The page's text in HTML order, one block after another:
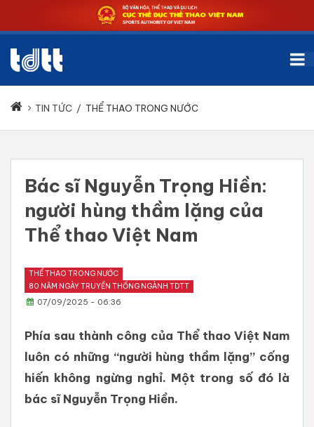
TIN TỨC / THỂ THAO TRONG NƯỚC
Bác sĩ Nguyễn Trọng Hiền:
người hùng thầm lặng của
Thể thao Việt Nam
THỂ THAO TRONG NƯỚC
80 NĂM NGÀY TRUYỀN THỐNG NGÀNH TDTT
07/09/2025 - 06:36
Phía sau thành công của Thể thao Việt Nam
luôn có những “người hùng thầm lặng” cống
hiến không ngừng nghỉ. Một trong số đó là
bác sĩ Nguyễn Trọng Hiền.